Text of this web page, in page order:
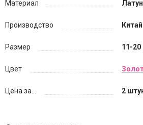
Материал
Производство Китай
Размер 11-
Цвет
Цена за... 2